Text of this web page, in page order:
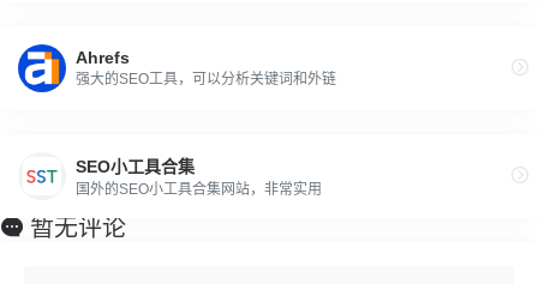
Ahrefs
强大的SEO工具，可以分析关键词和外链
SEO小工具合集
国外的SEO小工具合集网站，非常实用
暂无评论